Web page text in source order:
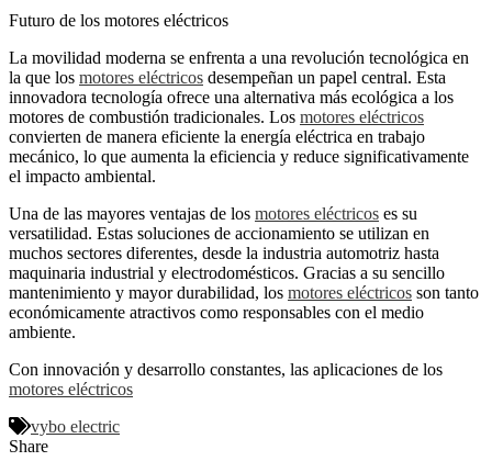
Futuro de los motores eléctricos
La movilidad moderna se enfrenta a una revolución tecnológica en
la que los motores eléctricos desempeñan un papel central. Esta
innovadora tecnología ofrece una alternativa más ecológica a los
motores de combustión tradicionales. Los motores eléctricos
convierten de manera eficiente la energía eléctrica en trabajo
mecánico, lo que aumenta la eficiencia y reduce significativamente
el impacto ambiental.
Una de las mayores ventajas de los motores eléctricos es su
versatilidad. Estas soluciones de accionamiento se utilizan en
muchos sectores diferentes, desde la industria automotriz hasta
maquinaria industrial y electrodomésticos. Gracias a su sencillo
mantenimiento y mayor durabilidad, los motores eléctricos son tanto
económicamente atractivos como responsables con el medio
ambiente.
Con innovación y desarrollo constantes, las aplicaciones de los
motores eléctricos
vybo electric
Share